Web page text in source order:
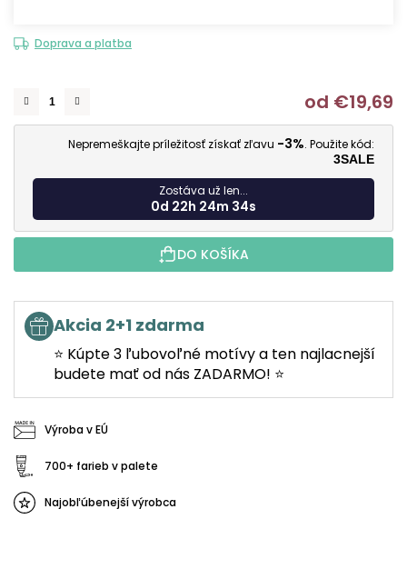
Doprava a platba
od €19,69
Nepremeškajte príležitosť získať zľavu -3%. Použite kód:
3SALE
Zostáva už len...
0d 22h 24m 33s
DO KOŠÍKA
Akcia 2+1 zdarma
⭐ Kúpte 3 ľubovoľné motívy a ten najlacnejší
budete mať od nás ZADARMO! ⭐
Výroba v EÚ
700+ farieb v palete
Najobľúbenejší výrobca